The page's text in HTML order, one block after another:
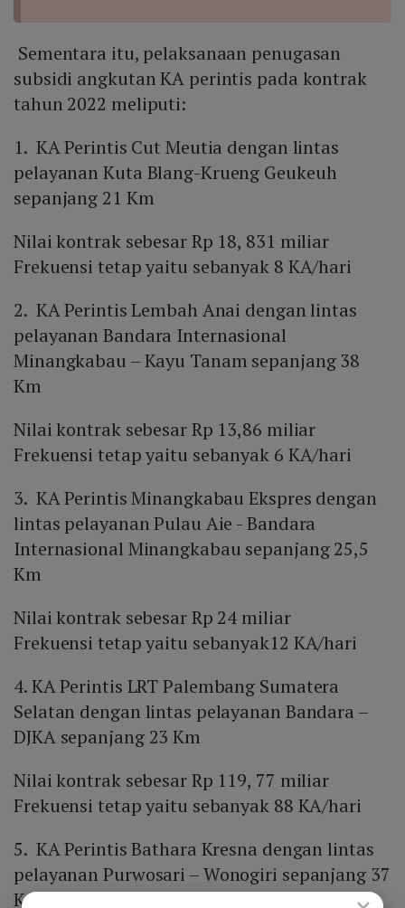
Sementara itu, pelaksanaan penugasan
subsidi angkutan KA perintis pada kontrak
tahun 2022 meliputi:
1. KA Perintis Cut Meutia dengan lintas
pelayanan Kuta Blang-Krueng Geukeuh
sepanjang 21 Km
Nilai kontrak sebesar Rp 18, 831 miliar
Frekuensi tetap yaitu sebanyak 8 KA/hari
2. KA Perintis Lembah Anai dengan lintas
pelayanan Bandara Internasional
Minangkabau – Kayu Tanam sepanjang 38
Km
Nilai kontrak sebesar Rp 13,86 miliar
Frekuensi tetap yaitu sebanyak 6 KA/hari
3. KA Perintis Minangkabau Ekspres dengan
lintas pelayanan Pulau Aie - Bandara
Internasional Minangkabau sepanjang 25,5
Km
Nilai kontrak sebesar Rp 24 miliar
Frekuensi tetap yaitu sebanyak12 KA/hari
4. KA Perintis LRT Palembang Sumatera
Selatan dengan lintas pelayanan Bandara –
DJKA sepanjang 23 Km
Nilai kontrak sebesar Rp 119, 77 miliar
Frekuensi tetap yaitu sebanyak 88 KA/hari
5. KA Perintis Bathara Kresna dengan lintas
pelayanan Purwosari – Wonogiri sepanjang 37
Km